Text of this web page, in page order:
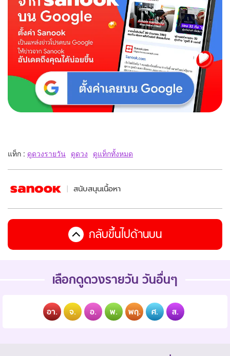
แท็ก : ดูดวงรายวัน ดูดวง ดูแท็กทั้งหมด
สนับสนุนเนื้อหา
กลับขึ้นไปด้านบน
เลือกดูดวงรายวัน วันอื่นๆ
อา. จ. อ. พ. พฤ. ศ. ส.